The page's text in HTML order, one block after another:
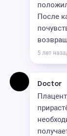
После
5 лет
Doctor